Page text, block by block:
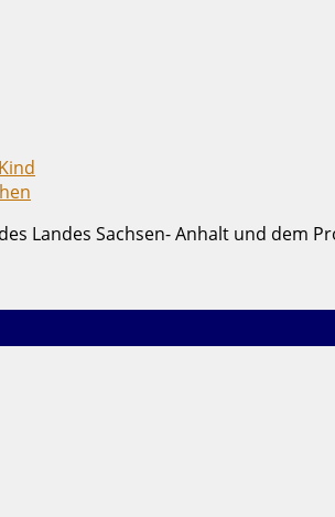
Landes Sachsen- Anhalt und dem